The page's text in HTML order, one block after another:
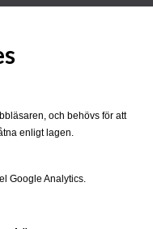
och behövs för att
enligt lagen.
Google Analytics.